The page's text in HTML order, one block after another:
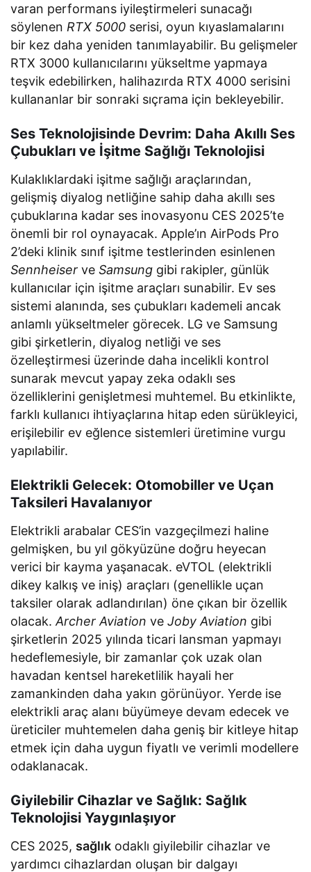
varan performans iyileştirmeleri sunacağı
söylenen RTX 5000 serisi, oyun kıyaslamalarını
bir kez daha yeniden tanımlayabilir. Bu gelişmeler
RTX 3000 kullanıcılarını yükseltme yapmaya
teşvik edebilirken, halihazırda RTX 4000 serisini
kullananlar bir sonraki sıçrama için bekleyebilir.
Ses Teknolojisinde Devrim: Daha Akıllı Ses
Çubukları ve İşitme Sağlığı Teknolojisi
Kulaklıklardaki işitme sağlığı araçlarından,
gelişmiş diyalog netliğine sahip daha akıllı ses
çubuklarına kadar ses inovasyonu CES 2025’te
önemli bir rol oynayacak. Apple’ın AirPods Pro
2’deki klinik sınıf işitme testlerinden esinlenen
Sennheiser veSamsung gibi rakipler, günlük
kullanıcılar için işitme araçları sunabilir. Ev ses
sistemi alanında, ses çubukları kademeli ancak
anlamlı yükseltmeler görecek. LG ve Samsung
gibi şirketlerin, diyalog netliği ve ses
özelleştirmesi üzerinde daha incelikli kontrol
sunarak mevcut yapay zeka odaklı ses
özelliklerini genişletmesi muhtemel. Bu etkinlikte,
farklı kullanıcı ihtiyaçlarına hitap eden sürükleyici,
erişilebilir ev eğlence sistemleri üretimine vurgu
yapılabilir.
Elektrikli Gelecek: Otomobiller ve Uçan
Taksileri Havalanıyor
Elektrikli arabalar CES’in vazgeçilmezi haline
gelmişken, bu yıl gökyüzüne doğru heyecan
verici bir kayma yaşanacak. eVTOL (elektrikli
dikey kalkış ve iniş) araçları (genellikle uçan
taksiler olarak adlandırılan) öne çıkan bir özellik
olacak.Archer Aviation veJoby Aviation gibi
şirketlerin 2025 yılında ticari lansman yapmayı
hedeflemesiyle, bir zamanlar çok uzak olan
havadan kentsel hareketlilik hayali her
zamankinden daha yakın görünüyor. Yerde ise
elektrikli araç alanı büyümeye devam edecek ve
üreticiler muhtemelen daha geniş bir kitleye hitap
etmek için daha uygun fiyatlı ve verimli modellere
odaklanacak.
Giyilebilir Cihazlar ve Sağlık: Sağlık
Teknolojisi Yaygınlaşıyor
CES 2025, sağlık odaklı giyilebilir cihazlar ve
yardımcı cihazlardan oluşan bir dalgayı